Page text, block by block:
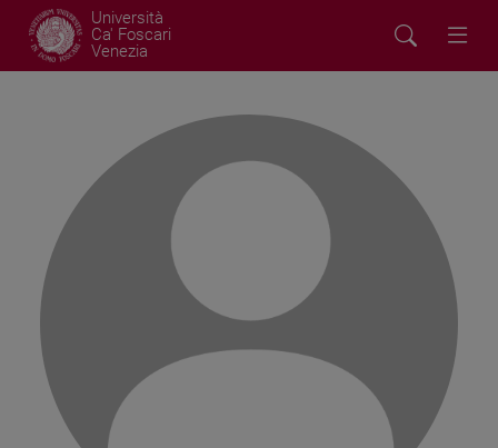
Università
Ca' Foscari
Venezia